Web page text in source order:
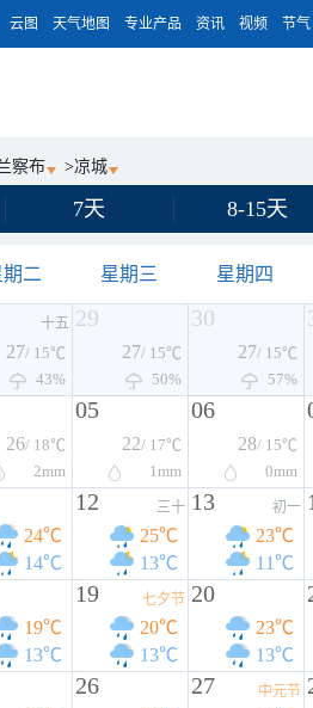
云图 天气地图 专业产品 资讯 视频 节气
察布 >凉城
7天 8-15天
期二 星期三 星期四
十五
27/ 15℃
43%
29
27/ 15℃
50%
30
27/ 15℃
57%
26/ 18℃
2mm
05
22/ 17℃
1mm
06
28/ 15℃
0mm
24℃
14℃
12 三十
25℃
13℃
13 初一
23℃
11℃
19℃
13℃
19 七夕节
20℃
13℃
20
23℃
13℃
26 27 中元节